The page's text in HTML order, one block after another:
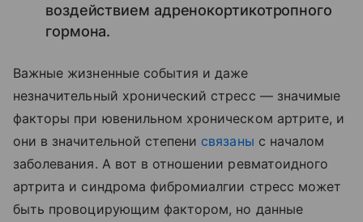
воздействием адренокортикотропного
гормона.
Важные жизненные события и даже
незначительный хронический стресс — значимые
факторы при ювенильном хроническом артрите, и
они в значительной степени связаны с началом
заболевания. А вот в отношении ревматоидного
артрита и синдрома фибромиалгии стресс может
быть провоцирующим фактором, но данные